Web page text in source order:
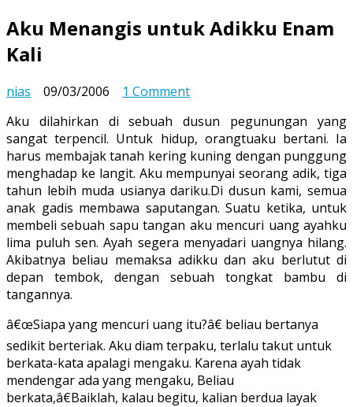
Aku Menangis untuk Adikku Enam
Kali
nias 09/03/2006 1 Commenton
Menangis
untuk
Adikku
Enam
Kali
Aku dilahirkan di sebuah dusun pegunungan yang
sangat terpencil. Untuk hidup, orangtuaku bertani. Ia
harus membajak tanah kering kuning dengan punggung
menghadap ke langit. Aku mempunyai seorang adik, tiga
tahun lebih muda usianya dariku.Di dusun kami, semua
anak gadis membawa saputangan. Suatu ketika, untuk
membeli sebuah sapu tangan aku mencuri uang ayahku
lima puluh sen. Ayah segera menyadari uangnya hilang.
Akibatnya beliau memaksa adikku dan aku berlutut di
depan tembok, dengan sebuah tongkat bambu di
tangannya.
â€œSiapa yang mencuri uang itu?â€ beliau bertanya
sedikit berteriak. Aku diam terpaku, terlalu takut untuk
berkata-kata apalagi mengaku. Karena ayah tidak
mendengar ada yang mengaku, Beliau
berkata,â€Baiklah, kalau begitu, kalian berdua layak